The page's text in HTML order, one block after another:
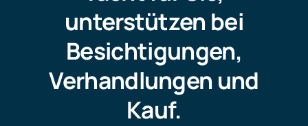
unterstützen bei
Besichtigungen,
Verhandlungen und
Kauf.